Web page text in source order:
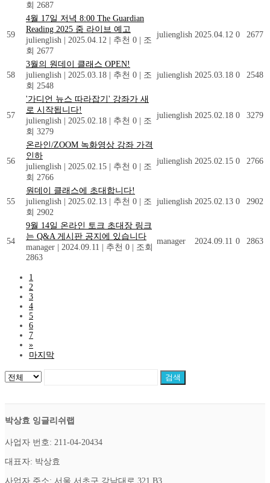
회 2687
59
4월 17일 저녁 8:00 The Guardian
Reading 2025 줌 라이브 예고
julienglish
2025.04.12 추천 0
조
회 2677
julienglish 2025.04.12 0 2677
58
3월의 원데이 클래스 OPEN!
julienglish
2025.03.18 추천 0
조
회 2548
julienglish 2025.03.18 0 2548
57
'가디언 뉴스 따라잡기' 강좌가 새
로 시작됩니다!
julienglish
2025.02.18 추천 0
조
회 3279
julienglish 2025.02.18 0 3279
56
온라인/ZOOM 녹화영상 강좌 가격
인하
julienglish
2025.02.15 추천 0
조
회 2766
julienglish 2025.02.15 0 2766
55
원데이 클래스에 초대합니다!
julienglish
2025.02.13 추천 0
조
회 2902
julienglish 2025.02.13 0 2902
54
9월 14일 온라인 토크 초대장 링크
는 Q&A 게시판 공지에 있습니다
manager
2024.09.11 추천 0
조회
2863
manager 2024.09.11 0 2863
1
2
3
4
5
6
7
»
마지막
검색
박상효 잉글리쉬랩
사업자 번호: 211-04-20434
대표자: 박상효
사업자 주소: 서울 서초구 강남대로 321 B3